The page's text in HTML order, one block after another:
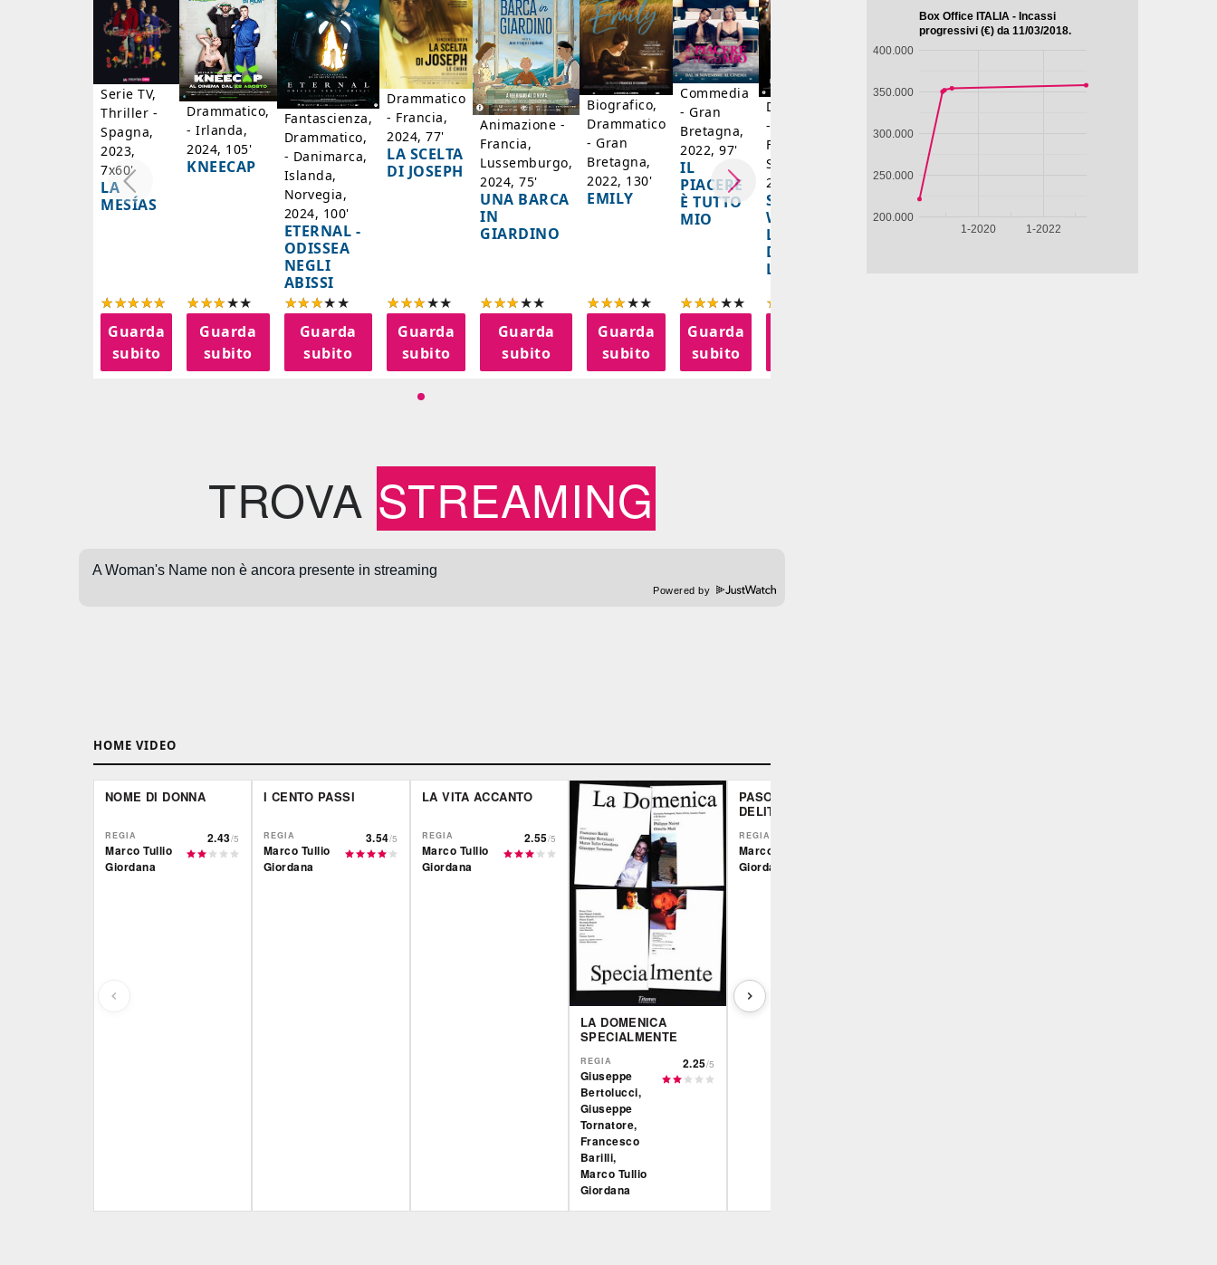
Serie TV,
Thriller -
Spagna,
2023,
7x60'
LA
MESÍAS
Guarda
subito
Drammatico,
- Irlanda,
2024, 105'
KNEECAP
Guarda
subito
Fantascienza,
Drammatico,
- Danimarca,
Islanda,
Norvegia,
2024, 100'
ETERNAL -
ODISSEA
NEGLI
ABISSI
Guarda
subito
Drammatico
- Francia,
2024, 77'
LA SCELTA
DI JOSEPH
Guarda
subito
Animazione -
Francia,
Lussemburgo,
2024, 75'
UNA BARCA
IN
GIARDINO
Guarda
subito
Biografico,
Drammatico
- Gran
Bretagna,
2022, 130'
EMILY
Guarda
subito
Commedia
- Gran
Bretagna,
2022, 97'
IL
PIACERE
È TUTTO
MIO
Guarda
subito
Drammatico
- Giappone,
Francia,
Singapore,
2024, 105'
SPIRIT
WORLD -
LA FESTA
DELLE
LANTERNE
Belgio, 2024,
LA DIVINA
BERNHARDT
Messico,
Paesi Bassi,
IL
LA
TROVA STREAMING
Powered by
HOME VIDEO
NOME DI DONNA
REGIA
Marco Tullio
Giordana
2.43/5
I CENTO PASSI
REGIA
Marco Tullio
Giordana
3.54/5
LA VITA ACCANTO
REGIA
Marco Tullio
Giordana
2.55/5
LA DOMENICA
SPECIALMENTE
REGIA
Giuseppe
Bertolucci,
Giuseppe
Tornatore,
Francesco
Barilli,
Marco Tullio
Giordana
2.25/5
PASOLINI UN
DELITTO ITALIANO
REGIA
Marco Tullio
Giordana